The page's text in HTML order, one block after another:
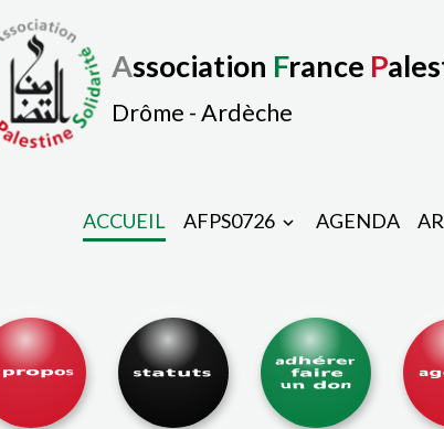
Association France P
Drôme - Ardèche
ACCUEIL AFPS0726 AGENDA